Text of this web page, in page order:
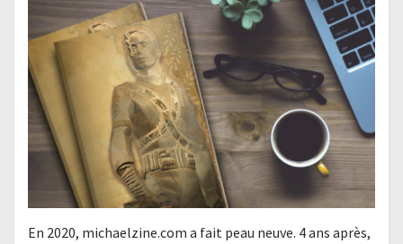
En 2020, michaelzine.com a fait peau neuve. 4 ans après,